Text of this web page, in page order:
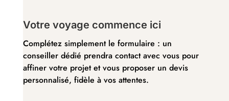
Votre voyage commence ici
Complétez simplement le formulaire : un
conseiller dédié prendra contact avec vous pour
affiner votre projet et vous proposer un devis
personnalisé, fidèle à vos attentes.